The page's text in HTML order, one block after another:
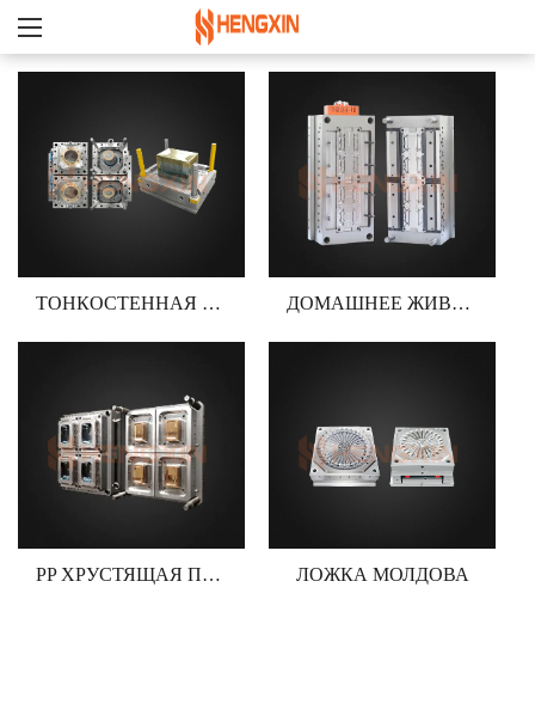
ТОНКОСТЕННАЯ ПЛЕСЕНЬ ДОМАШНЕЕ ЖИВОТНОЕ РУЧКА ПЛЕСЕНЬ
PP ХРУСТЯЩАЯ ПЛЕСЕНЬ ЛОЖКА МОЛДОВА